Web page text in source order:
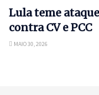
Lula teme
contra CV e PCC
MAIO 30, 2026